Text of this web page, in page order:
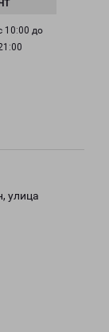
10:00 до
улица